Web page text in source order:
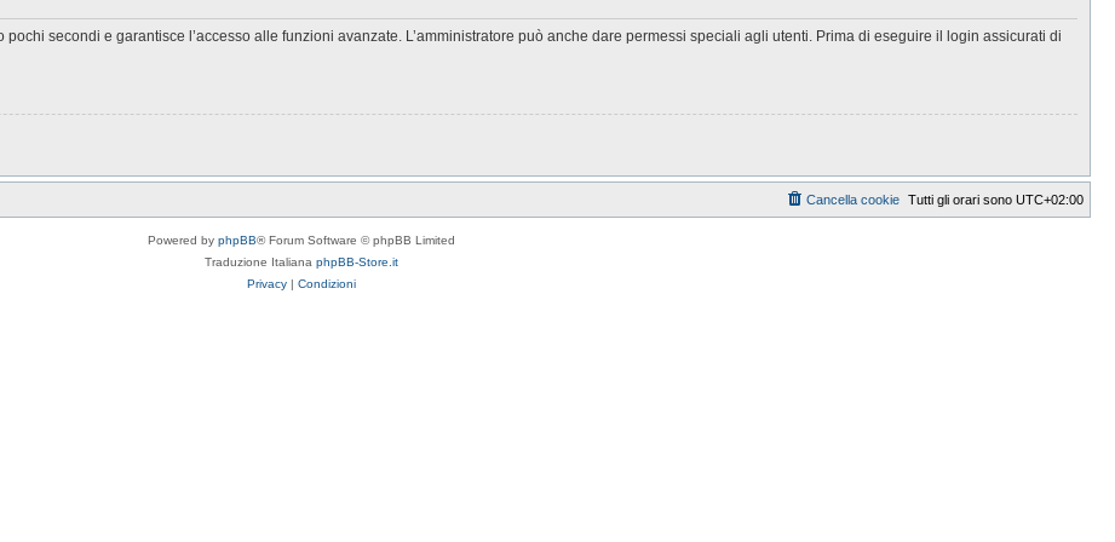
secondi e garantisce l’accesso alle funzioni avanzate. L’amministratore può anche dare permessi speciali agli utenti. Prima di eseguire il login assicurati di
Tutti gli orari sono UTC+02:00
Cancella cookie
Powered by phpBB® Forum Software © phpBB Limited
Traduzione Italiana phpBB-Store.it
Privacy | Condizioni